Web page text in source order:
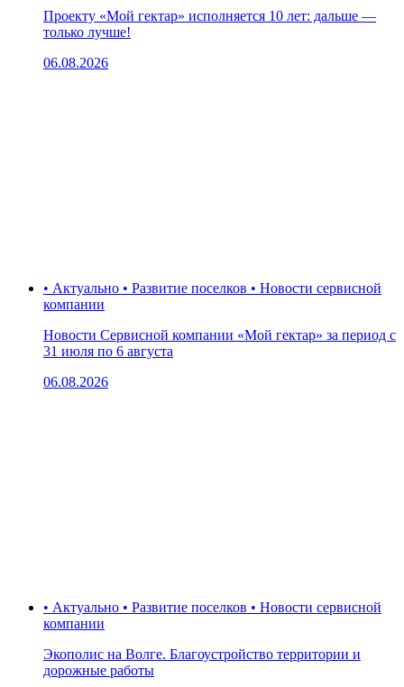
Проекту «Мой гектар» исполняется 10 лет: дальше —
только лучше!
06.08.2026
• Актуально • Развитие поселков • Новости сервисной
компании
Новости Сервисной компании «Мой гектар» за период с
31 июля по 6 августа
06.08.2026
• Актуально • Развитие поселков • Новости сервисной
компании
Экополис на Волге. Благоустройство территории и
дорожные работы